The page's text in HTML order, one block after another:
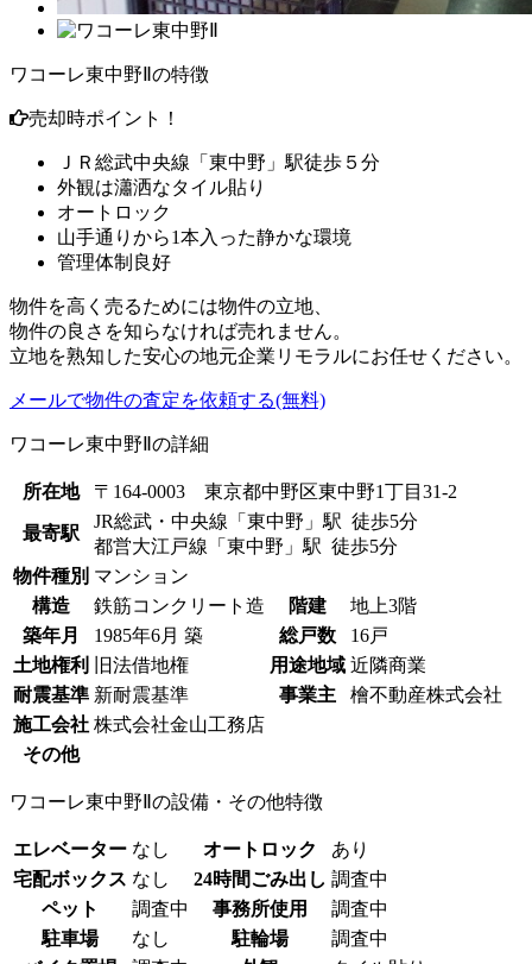
ワコーレ東中野Ⅱの特徴
売却時ポイント！
ＪＲ総武中央線「東中野」駅徒歩５分
外観は瀟洒なタイル貼り
オートロック
山手通りから1本入った静かな環境
管理体制良好
物件を高く売るためには物件の立地、
物件の良さを知らなければ売れません。
立地を熟知した安心の地元企業リモラルにお任せください。
メールで物件の査定を依頼する(無料)
ワコーレ東中野Ⅱの詳細
所在地 〒164-0003 東京都中野区東中野1丁目31‐2
最寄駅
JR総武・中央線「東中野」駅 徒歩5分
都営大江戸線「東中野」駅 徒歩5分
物件種別 マンション
構造
鉄筋コンクリート造 階建
地上3階
築年月
1985年6月 築 総戸数
16戸
土地権利
旧法借地権 用途地域 近隣商業
耐震基準 新耐震基準 事業主
檜不動産株式会社
施工会社 株式会社金山工務店
その他
ワコーレ東中野Ⅱの設備・その他特徴
エレベーター なし オートロック
あり
宅配ボックス なし 24時間ごみ出し 調査中
ペット
調査中 事務所使用
調査中
駐車場
なし 駐輪場
調査中